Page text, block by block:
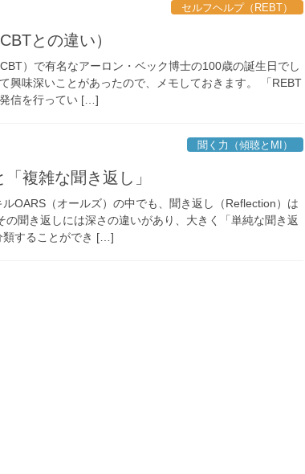
セルフヘルプ（REBT）
との違い）
）で有名なアーロン・ベック博士の100歳の誕生日でし
興味深いことがあったので、メモしておきます。 「REBT
信を行ってい […]
聞く力（傾聴とMI）
複雑な聞き返し」
OARS（オールズ）の中でも、聞き返し（Reflection）は
の聞き返しには深さの違いがあり、大きく「単純な聞き返
類することができ […]